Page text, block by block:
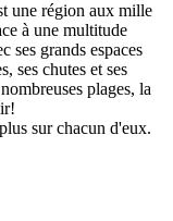
une région aux mille
à une multitude
ses grands espaces
ses chutes et ses
plages, la
sur chacun d'eux.